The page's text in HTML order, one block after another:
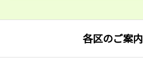
各区のご案内